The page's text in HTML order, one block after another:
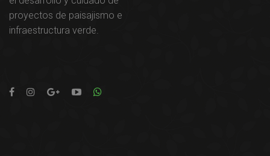
proyectos de paisajismo e
infraestructura verde.